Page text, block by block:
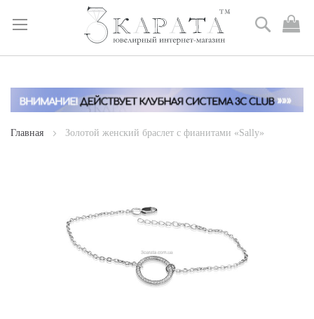
Skip
Content
Поиск
Главная Золотой женский браслет с фианитами «Sally»